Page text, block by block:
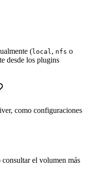
(local, nfs o
desde los plugins
como configuraciones
el volumen más